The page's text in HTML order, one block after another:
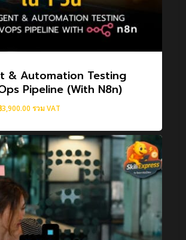
Pipeline (with N8n)
3,900.00Price
range:
through
฿3,900.00
รวม VAT